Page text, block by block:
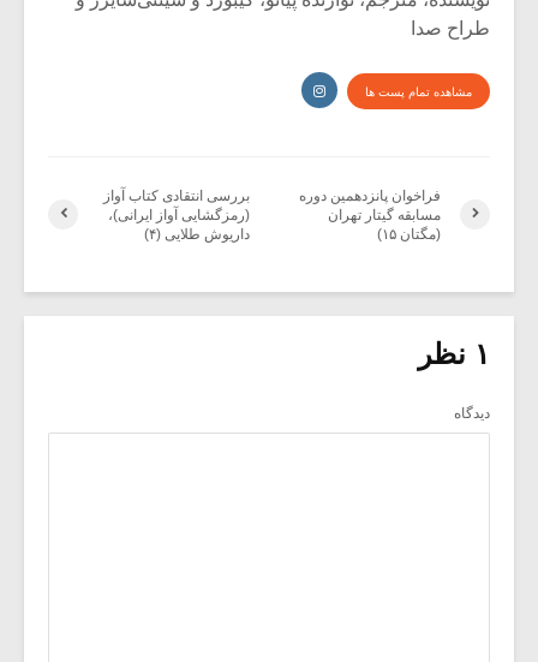
طراح صدا
مشاهده تمام پست ها
بررسی انتقادی کتاب آواز
(رمزگشایی آواز ایرانی)،
داریوش طلایی (۴)
فراخوان پانزدهمین دوره
مسابقه گیتار تهران
(مگتان ۱۵)
۱ نظر
دیدگاه